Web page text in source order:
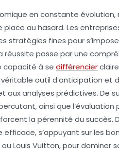
en constante évolution,
au hasard. Les
stratégies fines pour
réussite passe par une
capacité à se différencier
outil d’anticipation et
aux analyses prédictives. De
ainsi que
la pérennité du succès.
s’appuyant sur les
Louis Vuitton, pour dominer